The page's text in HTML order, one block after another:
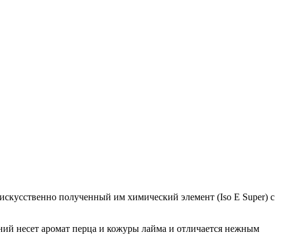
полученный им химический элемент (Iso E Super) с
несет аромат перца и кожуры лайма и отличается нежным